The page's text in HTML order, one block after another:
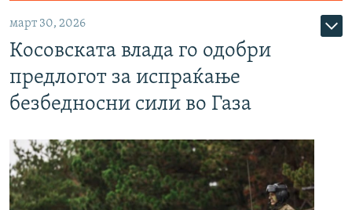
март 30, 2026
Косовската влада го одобри
предлогот за испраќање
безбедносни сили во Газа